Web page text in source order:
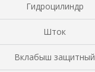
Гидроцилиндр
Шток
Вклабыш защитный